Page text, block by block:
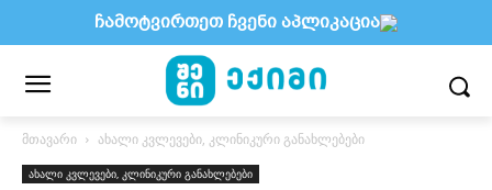
მთავარი ახალი კვლევები, კლინიკური განახლებები
ახალი კვლევები, კლინიკური განახლებები
ჩამოტვირთეთ ჩვენი აპლიკაცია